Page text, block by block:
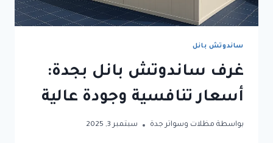
ساندوتش بانل
غرف ساندوتش بانل بجدة:
أسعار تنافسية وجودة عالية
بواسطة مظلات وسواتر جدة سبتمبر 3, 2025